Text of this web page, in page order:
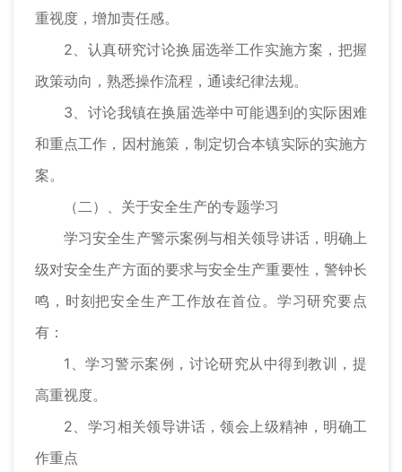
重视度，增加责任感。
2、认真研究讨论换届选举工作实施方案，把握
政策动向，熟悉操作流程，通读纪律法规。
3、讨论我镇在换届选举中可能遇到的实际困难
和重点工作，因村施策，制定切合本镇实际的实施方
案。
（二）、关于安全生产的专题学习
学习安全生产警示案例与相关领导讲话，明确上
级对安全生产方面的要求与安全生产重要性，警钟长
鸣，时刻把安全生产工作放在首位。学习研究要点
有：
1、学习警示案例，讨论研究从中得到教训，提
高重视度。
2、学习相关领导讲话，领会上级精神，明确工
作重点